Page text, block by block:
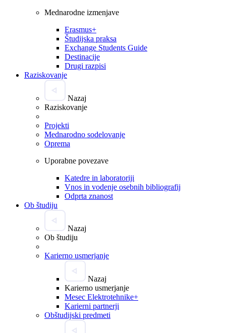
Mednarodne izmenjave
Erasmus+
Študijska praksa
Exchange Students Guide
Destinacije
Drugi razpisi
Raziskovanje
Nazaj
Raziskovanje
Projekti
Mednarodno sodelovanje
Oprema
Uporabne povezave
Katedre in laboratoriji
Vnos in vodenje osebnih bibliografij
Odprta znanost
Ob študiju
Nazaj
Ob študiju
Karierno usmerjanje
Nazaj
Karierno usmerjanje
Mesec Elektrotehnike+
Karierni partnerji
Obštudijski predmeti